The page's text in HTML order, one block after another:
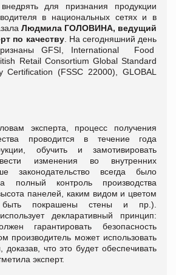
для признания продукции
в национальных сетях и в
Людмила ГОЛОВИНА, ведущий
по качеству. На сегодняшний день
GFSI, International Food
Retail Consortium Global Standard
Certification (FSSC 22000), GLOBAL
эксперта, процесс получения
проводится в течение года
обучить и замотивировать
изменения во внутренних
законодательство всегда было
полный контроль производства
панелей, каким видом и цветом
быть покрашены стены и пр.).
декларативный принцип:
гарантировать безопасность
производитель может использовать
что это будет обеспечивать
эксперт.